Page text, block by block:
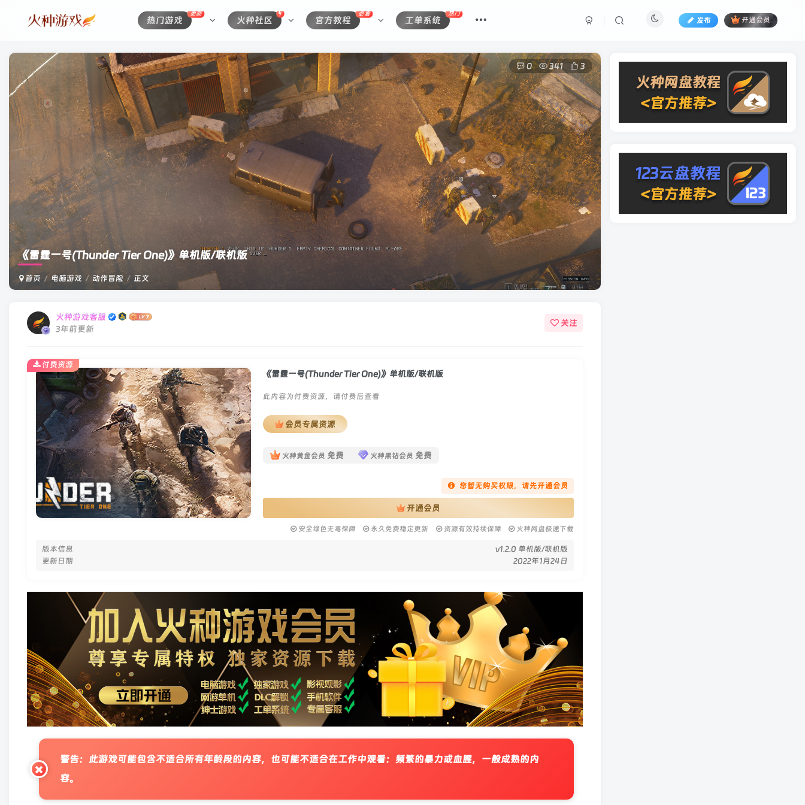
热门游戏
更新
火种社区 官方教程
必看
工单系统
热门
发布 开通会员
《雷霆一号(Thunder Tier One)》单机版/联机版
首页 电脑游戏 动作冒险 正文
0 341 3
火种游戏客服
3年前更新
关注
《雷霆一号(Thunder Tier One)》单机版/联机版
此内容为付费资源，请付费后查看
会员专属资源
火种黄金会员 免费 火种黑钻会员 免费
您暂无购买权限，请先开通会员
开通会员
安全绿色无毒保障 永久免费稳定更新 资源有效持续保障 火种网盘极速下载
版本信息
v1.2.0 单机版/联机版
更新日期
2022年1月24日
付费资源
警告：此游戏可能包含不适合所有年龄段的内容，也可能不适合在工作中观看：频繁的暴力或血腥，一般成熟的内
容。